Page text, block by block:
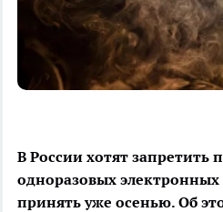
В России хотят запретить
одноразовых электронных
принять уже осенью. Об